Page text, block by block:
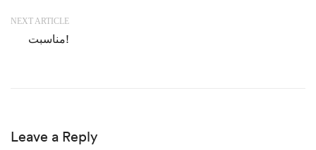
NEXT ARTICLE
مناسبت!
Leave a Reply